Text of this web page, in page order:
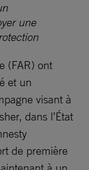
une
(FAR) ont
et un
visant à
dans l’État
de première